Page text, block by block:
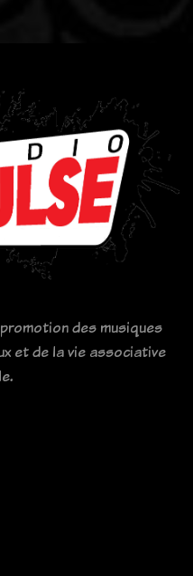
des musiques
et de la vie associative